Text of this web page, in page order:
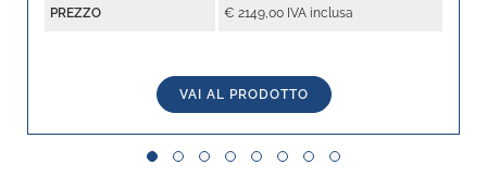
PREZZO € 2149,00 IVA inclusa
VAI AL PRODOTTO